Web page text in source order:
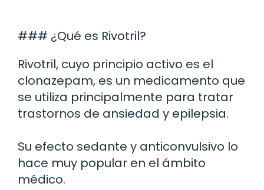
### ¿Qué es Rivotril?
Rivotril, cuyo principio activo es el
clonazepam, es un medicamento que
se utiliza principalmente para tratar
trastornos de ansiedad y epilepsia.
Su efecto sedante y anticonvulsivo lo
hace muy popular en el ámbito
médico.